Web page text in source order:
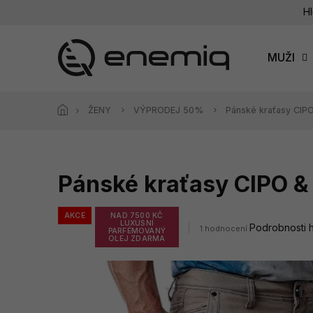
MUŽI
ŽENY VÝPRODEJ 50% Pánské kraťasy
Pánské kraťasy CIPO &
AKCE
NAD 7500 KČ
LUXUSNÍ
PARFÉMOVANÝ
OLEJ ZDARMA
Průměrné
je
z
5
1 hodnocení Podrobnosti